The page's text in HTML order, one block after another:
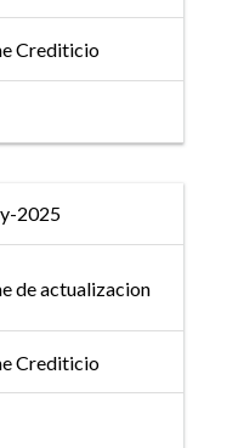
las
Banco
Crediticio
2025
de actualizacion
Crediticio